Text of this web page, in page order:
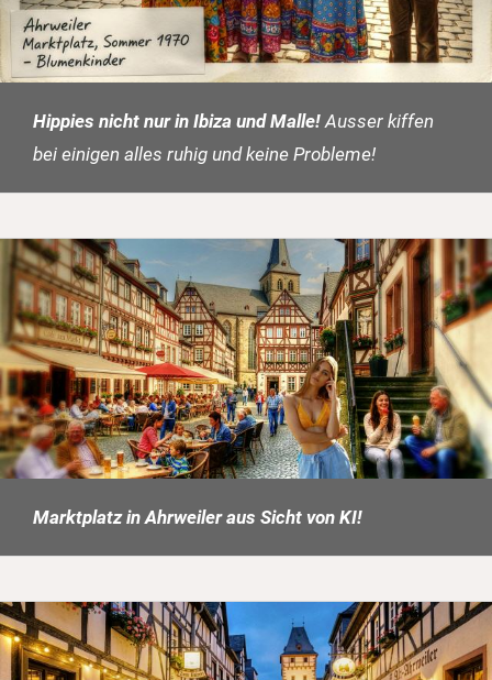
Hippies nicht nur in Ibiza und Malle!Ausser kiffen
bei einigen alles ruhig und keine Probleme!
Marktplatz in Ahrweiler aus Sicht von KI!